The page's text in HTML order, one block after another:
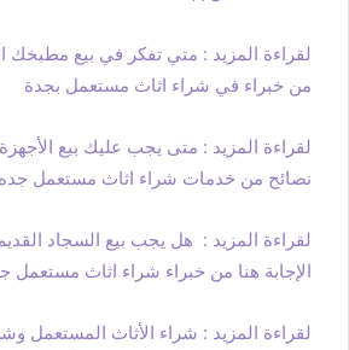
لقراءة المزيد : متي تفكر في بيع مطبخك
من خبراء في شراء اثاث مستعمل بجدة
لقراءة المزيد : متى يجب عليك بيع الأجهزة
نصائح من خدمات شراء اثاث مستعمل جده
لقراءة المزيد : هل يجب بيع السجاد
الإجابة هنا من خبراء شراء اثاث مستعمل
لقراءة المزيد : شراء الأثاث المستعمل